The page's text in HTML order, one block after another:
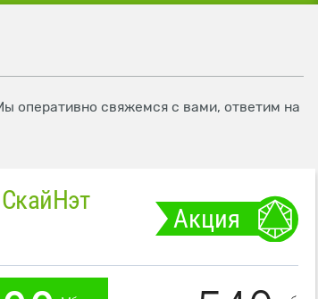
оперативно свяжемся с вами, ответим на
Акция